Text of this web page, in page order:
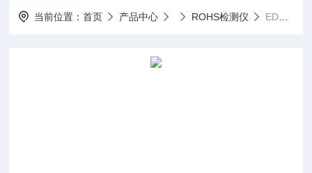
当前位置：首页 产品中心 ROHS检测仪 EDX9000ROHS颜料重金属分析仪